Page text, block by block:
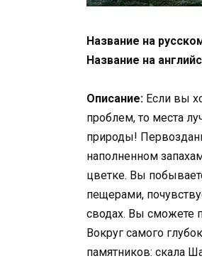
Название на
Название на
Описание: Если вы
проблем, то места
природы!
наполненном
цветке. Вы
пещерами,
сводах. Вы сможете
Вокруг самого
памятников: скала